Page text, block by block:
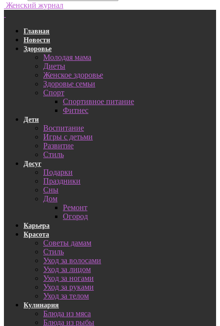
Женский журнал
Главная
Новости
Здоровье
Молодая мама
Диеты
Женское здоровье
Здоровье семьи
Спорт
Спортивное питание
Фитнес
Дети
Воспитание
Игры с детьми
Развитие
Стиль
Досуг
Подарки
Праздники
Сны
Дом
Ремонт
Огород
Карьера
Красота
Советы дамам
Стиль
Уход за волосами
Уход за лицом
Уход за ногами
Уход за руками
Уход за телом
Кулинария
Блюда из мяса
Блюда из рыбы